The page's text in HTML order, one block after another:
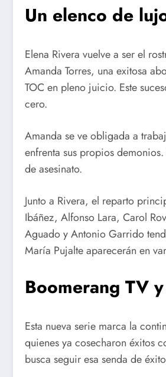
Un elenco de
Elena Rivera vuelve a ser el
Amanda Torres, una exitosa
TOC en pleno juicio. Este
cero.
Amanda se ve obligada a
enfrenta sus propios
de asesinato.
Junto a Rivera, el reparto
Ibáñez, Alfonso Lara, Carol
Aguado y Antonio Garrido
María Pujalte aparecerán en
Boomerang TV
Esta nueva serie marca la
quienes ya cosecharon éxitos
busca seguir esa senda de